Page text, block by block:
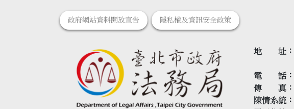
政府網站資料開放宣告 隱私權及資訊安全政策
地 址
電 話
傳 真
陳情系統